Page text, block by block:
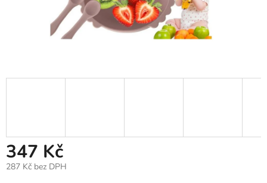
347 Kč
287 Kč bez DPH